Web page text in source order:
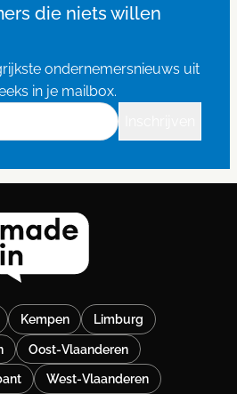
die niets willen
ondernemersnieuws uit
in je mailbox.
Kempen Limburg
Oost-Vlaanderen
West-Vlaanderen